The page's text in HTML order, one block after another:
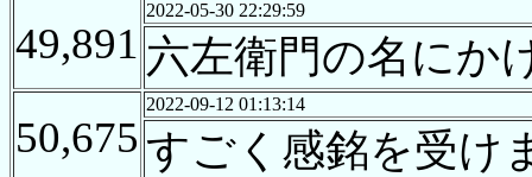
49,891
2022-05-30 22:29:59
六左衛門の名にか
50,675
2022-09-12 01:13:14
すごく感銘を受け